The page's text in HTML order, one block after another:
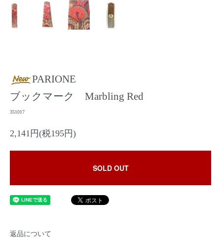
PARIONE
ブックマーク Marbling Red
351017
2,141円(税195円)
SOLD OUT
返品について